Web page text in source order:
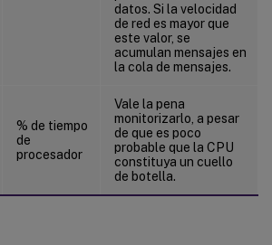
datos. Si la velocidad
de red es mayor que
este valor, se
acumulan mensajes en
la cola de mensajes.
% de tiempo
de
procesador
Vale la pena
monitorizarlo, a pesar
de que es poco
probable que la CPU
constituya un cuello
de botella.